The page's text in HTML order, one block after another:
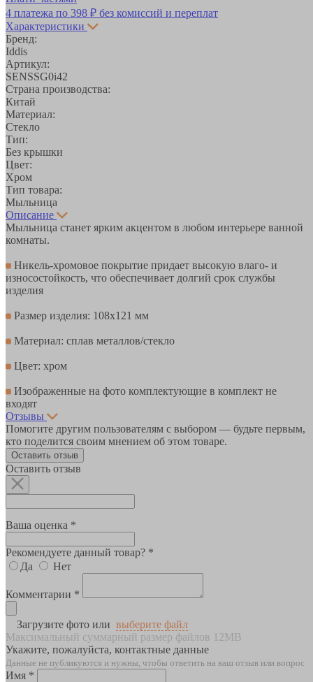
4 платежа по 398 ₽ без комиссий и переплат
Характеристики
Бренд:
Iddis
Артикул:
SENSSG0i42
Страна производства:
Китай
Материал:
Стекло
Тип:
Без крышки
Цвет:
Хром
Тип товара:
Мыльница
Описание
Мыльница станет ярким акцентом в любом интерьере ванной
комнаты.
Никель-хромовое покрытие придает высокую влаго- и
износостойкость, что обеспечивает долгий срок службы
изделия
Размер изделия: 108х121 мм
Материал: сплав металлов/стекло
Цвет: хром
Изображенные на фото комплектующие в комплект не
входят
Отзывы
Помогите другим пользователям с выбором — будьте первым,
кто поделится своим мнением об этом товаре.
Оставить отзыв
Оставить отзыв
Ваша оценка *
Рекомендуете данный товар? *
Да
Нет
Комментарии *
Загрузите фото или выберите файл
Максимальный суммарный размер файлов 12MB
Укажите, пожалуйста, контактные данные
Данные не публикуются и нужны, чтобы ответить на ваш отзыв или вопрос
Имя *